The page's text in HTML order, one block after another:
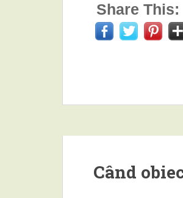
Share This:
Când